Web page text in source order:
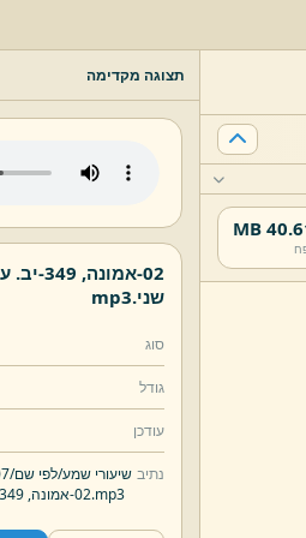
40.61
תצוגה מקדימה
02- אמונה, יב.
שני.mp3
סוג
גודל
עודכן
נתיב שיעורי שמע/לפי שם/07 הרב
02- אמונה, 11עיקרים שני.mp3